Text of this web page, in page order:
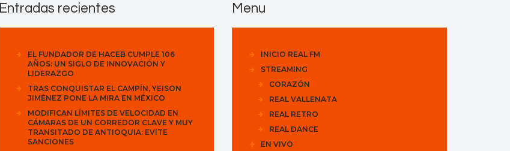
Entradas recientes
EL FUNDADOR DE HACEB CUMPLE 106
AÑOS: UN SIGLO DE INNOVACIÓN Y
LIDERAZGO
TRAS CONQUISTAR EL CAMPÍN, YEISON
JIMÉNEZ PONE LA MIRA EN MÉXICO
MODIFICAN LÍMITES DE VELOCIDAD EN
CÁMARAS DE UN CORREDOR CLAVE Y MUY
TRANSITADO DE ANTIOQUIA: EVITE
SANCIONES
Menu
INICIO REAL FM
STREAMING
CORAZÓN
REAL VALLENATA
REAL RETRO
REAL DANCE
EN VIVO